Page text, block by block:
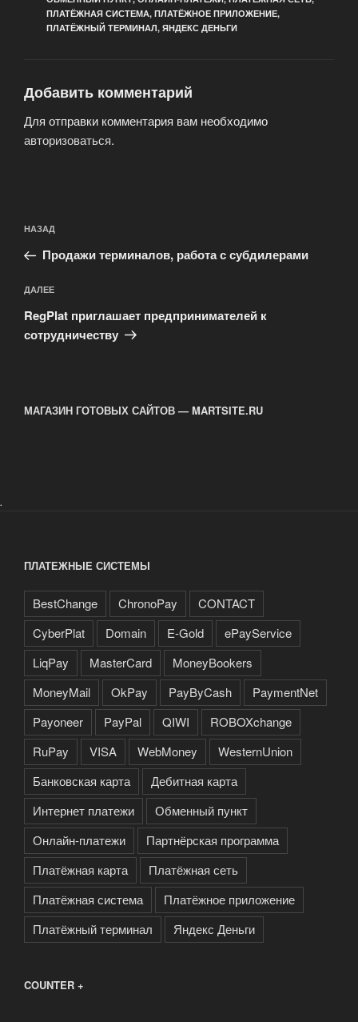
ПЛАТЁЖНАЯ СИСТЕМА, ПЛАТЁЖНОЕ ПРИЛОЖЕНИЕ,
ПЛАТЁЖНЫЙ ТЕРМИНАЛ, ЯНДЕКС ДЕНЬГИ
Добавить комментарий
Для отправки комментария вам необходимо
авторизоваться.
по
записям
Предыдущая
запись:
НАЗАД
Продажи терминалов, работа с субдилерами
Следующая
запись
ДАЛЕЕ
RegPlat приглашает предпринимателей к
сотрудничеству
МАГАЗИН ГОТОВЫХ САЙТОВ — MARTSITE.RU
.
ПЛАТЕЖНЫЕ СИСТЕМЫ
BestChange ChronoPay
CONTACT
CyberPlat
Domain E-Gold
ePayService
LiqPay
MasterCard
MoneyBookers
MoneyMail
OkPay PayByCash
PaymentNet
Payoneer
PayPal QIWI
ROBOXchange
RuPay
VISA WebMoney
WesternUnion
Банковская карта
Дебитная карта
Интернет платежи
Обменный пункт
Онлайн-платежи
Партнёрская программа
Платёжная карта
Платёжная сеть
Платёжная система
Платёжное приложение
Платёжный терминал
Яндекс Деньги
COUNTER +